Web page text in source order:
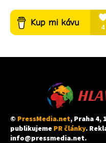
© PressMedia.net, Praha 4,
publikujeme PR články.
info@pressmedia.net.